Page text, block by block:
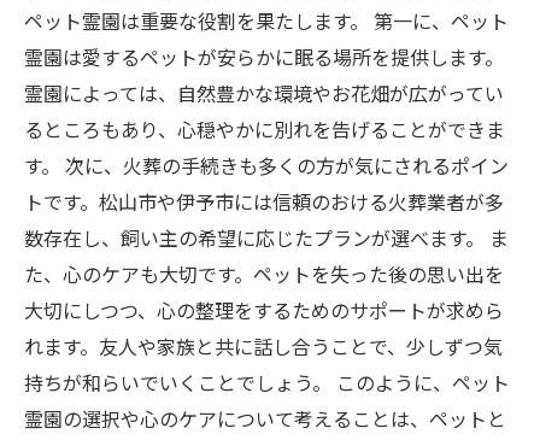
ペット霊園は重要な役割を果たします。 第一に、ペット
霊園は愛するペットが安らかに眠る場所を提供します。
霊園によっては、自然豊かな環境やお花畑が広がってい
るところもあり、心穏やかに別れを告げることができま
す。 次に、火葬の手続きも多くの方が気にされるポイン
トです。松山市や伊予市には信頼のおける火葬業者が多
数存在し、飼い主の希望に応じたプランが選べます。 ま
た、心のケアも大切です。ペットを失った後の思い出を
大切にしつつ、心の整理をするためのサポートが求めら
れます。友人や家族と共に話し合うことで、少しずつ気
持ちが和らいでいくことでしょう。 このように、ペット
霊園の選択や心のケアについて考えることは、ペットと